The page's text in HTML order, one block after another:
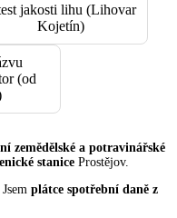
jakosti lihu (Lihovar
Kojetín)
(od
zemědělské a potravinářské
stanice Prostějov.
plátce spotřební daně z